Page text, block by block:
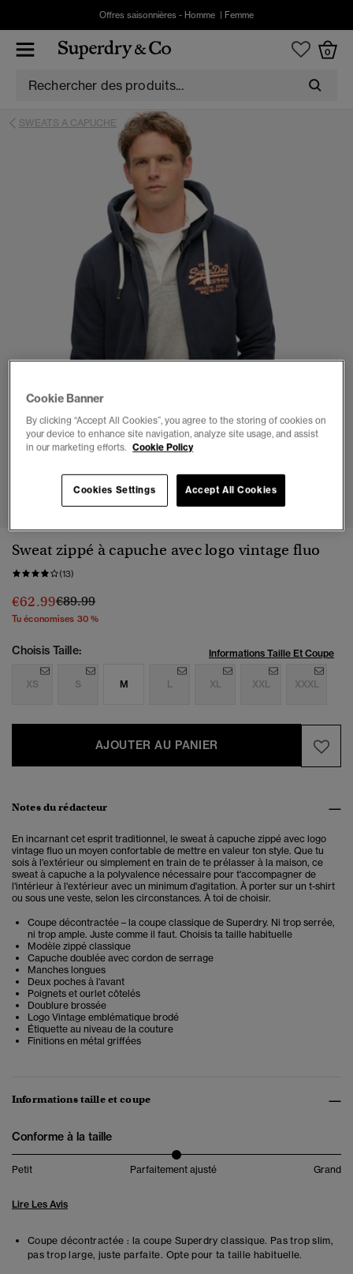
Offres saisonnières - Homme Femme
0
SWEATS A CAPUCHE
1 2 4 5
Sweat zippé à capuche avec logo vintage fluo
(13)
€62.99Prix réduit de
€89.99à
Tu économises 30 %
Choisis Taille: Informations Taille Et Coupe
XS S M L XL XXL XXXL
AJOUTER AU PANIER
Notes du rédacteur
En incarnant cet esprit traditionnel, le sweat à capuche zippé avec logo
vintage fluo un moyen confortable de mettre en valeur ton style. Que tu
sois à l'extérieur ou simplement en train de te prélasser à la maison, ce
sweat à capuche a la polyvalence nécessaire pour t'accompagner de
l'intérieur à l'extérieur avec un minimum d'agitation. À porter sur un t-shirt
ou sous une veste, selon les circonstances. À toi de choisir.
Coupe décontractée – la coupe classique de Superdry. Ni trop serrée,
ni trop ample. Juste comme il faut. Choisis ta taille habituelle
Modèle zippé classique
Capuche doublée avec cordon de serrage
Manches longues
Deux poches à l'avant
Poignets et ourlet côtelés
Doublure brossée
Logo Vintage emblématique brodé
Étiquette au niveau de la couture
Finitions en métal griffées
Informations taille et coupe
Conforme à la taille
Petit Parfaitement ajusté Grand
Lire Les Avis
Coupe décontractée : la coupe Superdry classique. Pas trop slim,
pas trop large, juste parfaite. Opte pour ta taille habituelle.
Cookie Banner
By clicking “Accept All Cookies”, you agree to the storing of cookies on
your device to enhance site navigation, analyze site usage, and assist
in our marketing efforts. Cookie Policy
Cookies Settings Accept All Cookies